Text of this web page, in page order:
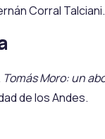
Corral Talciani.
Tomás Moro: un
de los Andes.